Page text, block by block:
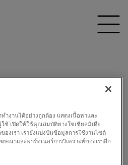
หรับ ''
ำงานได้อย่างถูกต้อง แสดงเนื้อหาและ
ช้ เปิดให้ใช้คุณสมบัติทางโซเชียลมีเดีย
องเรา เรายังแบ่งปันข้อมูลการใช้งานไซต์
ษณาและพาร์ทเนอร์การวิเคราะห์ของเราอีก